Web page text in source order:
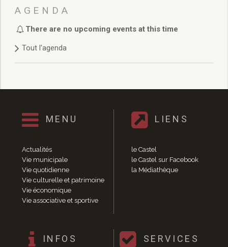
Délibérations 2022
Délibérations 2021
Délibérations 2020
Délibérations 2019
Délibérations 2018
Délibérations 2014
Délibérations 2013
Délibérations 2011
Délibérations 2010
Délibérations 2009
Délibérations 2008
Agenda réunions publiques
Marchés publics
Vie quotidienne
AGENDA
There are no upcoming events at this time
Tout l'agenda
MENU
Actualités
Vie municipale
Vie quotidienne
Vie culturelle et patrimoine
Vie économique
Vie associative et sportive
LIENS
le Castel
le Castel sur Facebook
la Médiathèque
INFOS SERVICES